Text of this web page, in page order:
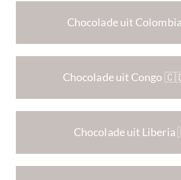
Chocolade uit
Chocolade uit Congo
Chocolade uit